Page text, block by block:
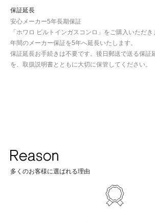
保証延長
安心メーカー5年長期保証
「ホワロ ビルトインガスコンロ」をご購入いただ
年間のメーカー保証を5年へ延長いたします。
保証延長お手続きは不要です。後日郵送で送る保証
を、取扱説明書とともに大切に保管してください。
多くのお客様に選ばれる理由